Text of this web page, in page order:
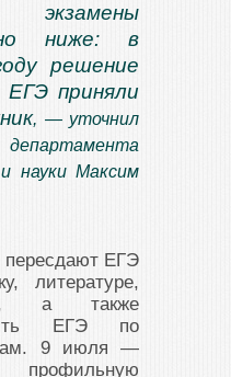
экзамены
ниже: в
решение
ЕГЭ приняли
, — уточнил
науки Максим
пересдают ЕГЭ
литературе,
а также
ЕГЭ по
9 июля —